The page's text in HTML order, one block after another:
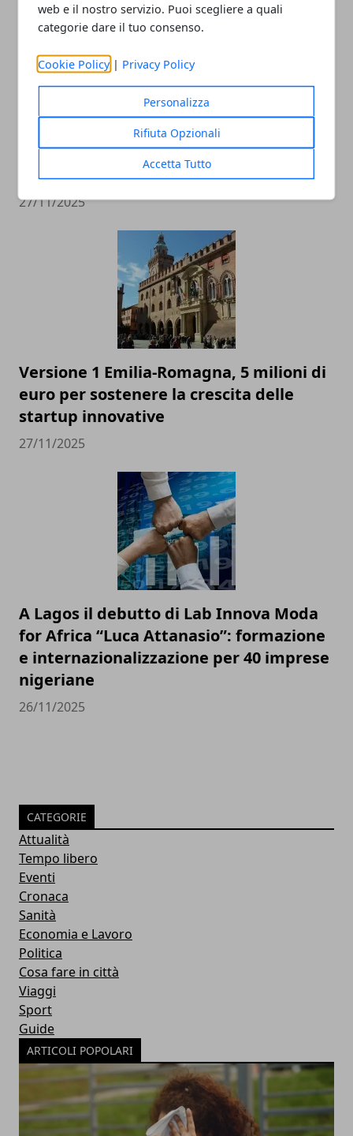
web e il nostro servizio. Puoi scegliere a quali
categorie dare il tuo consenso.
Cookie Policy | Privacy Policy
Personalizza
Rifiuta Opzionali
Accetta Tutto
Un agrinido tra le vigne: a Modena un
modello nazionale di educazione rurale
27/11/2025
Versione 1 Emilia-Romagna, 5 milioni di
euro per sostenere la crescita delle
startup innovative
27/11/2025
A Lagos il debutto di Lab Innova Moda
for Africa “Luca Attanasio”: formazione
e internazionalizzazione per 40 imprese
nigeriane
26/11/2025
CATEGORIE
Attualità
Tempo libero
Eventi
Cronaca
Sanità
Economia e Lavoro
Politica
Cosa fare in città
Viaggi
Sport
Guide
ARTICOLI POPOLARI